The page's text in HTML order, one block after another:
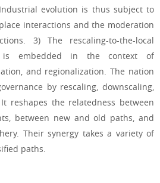
evolution is thus subject to
interactions and the moderation
3) The rescaling-to-the-local
is embedded in the context of
and regionalization. The nation
by rescaling, downscaling,
reshapes the relatedness between
between new and old paths, and
Their synergy takes a variety of
paths.